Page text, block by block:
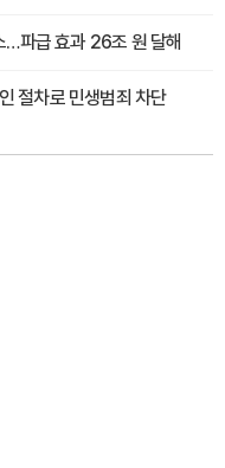
…파급 효과 26조 원 달해
절차로 민생범죄 차단